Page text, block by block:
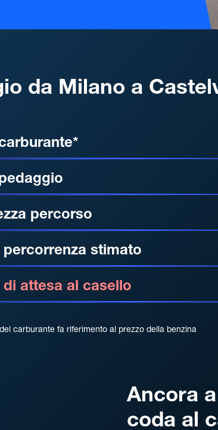
da Milano a
percorso
percorrenza stimato
di attesa al casello
carburante fa riferimento al prezzo della benzina
Ancora
coda al